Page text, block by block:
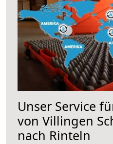
Unser Service
von Villingen
nach Rinteln